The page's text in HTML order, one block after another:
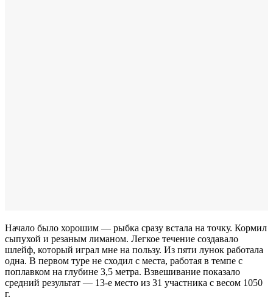
Начало было хорошим — рыбка сразу встала на точку. Кормил
сыпухой и резаным лиманом. Легкое течение создавало
шлейф, который играл мне на пользу. Из пяти лунок работала
одна. В первом туре не сходил с места, работая в темпе с
поплавком на глубине 3,5 метра. Взвешивание показало
средний результат — 13-е место из 31 участника с весом 1050
г.